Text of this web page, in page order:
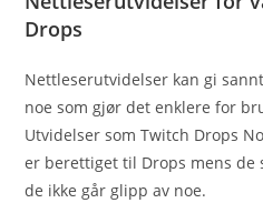
Drops
Nettleserutvidelser kan gi
noe som gjør det enklere for
Utvidelser som Twitch Drops
er berettiget til Drops mens de
de ikke går glipp av noe.